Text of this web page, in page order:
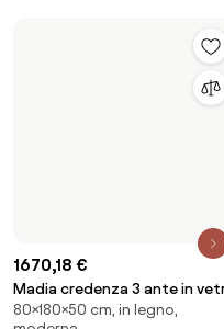
Madia in legno 130 cm a 3 ante
Credenza in legno di mango
Paul
In legno, in noce, retrò